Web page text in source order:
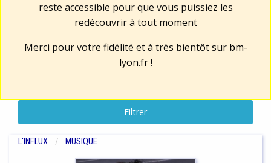
reste accessible pour que vous puissiez les
redécouvrir à tout moment
Merci pour votre fidélité et à très bientôt sur bm-
lyon.fr!
Filtrer
L'INFLUX MUSIQUE